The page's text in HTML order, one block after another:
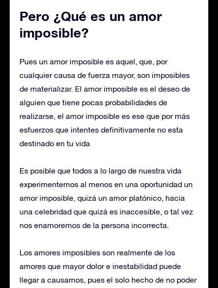
Pero ¿Qué es un amor
imposible?
Pues un amor imposible es aquel, que, por
cualquier causa de fuerza mayor, son imposibles
de materializar. El amor imposible es el deseo de
alguien que tiene pocas probabilidades de
realizarse, el amor imposible es ese que por más
esfuerzos que intentes definitivamente no esta
destinado en tu vida
Es posible que todos a lo largo de nuestra vida
experimentemos al menos en una oportunidad un
amor imposible, quizá un amor platónico, hacia
una celebridad que quizá es inaccesible, o tal vez
nos enamoremos de la persona incorrecta.
Los amores imposibles son realmente de los
amores que mayor dolor e inestabilidad puede
llegar a causarnos, pues el solo hecho de no poder